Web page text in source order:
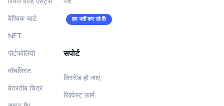
वैश्विक चार्ट
NFT
पोर्टफोलियो
वॉचलिस्‍ट
बेतरतीब चित्र
हम भर्ती कर रहे हैं!
सपोर्ट
लिस्टेड हो जाएं
रिक्वेस्ट फ़ार्म